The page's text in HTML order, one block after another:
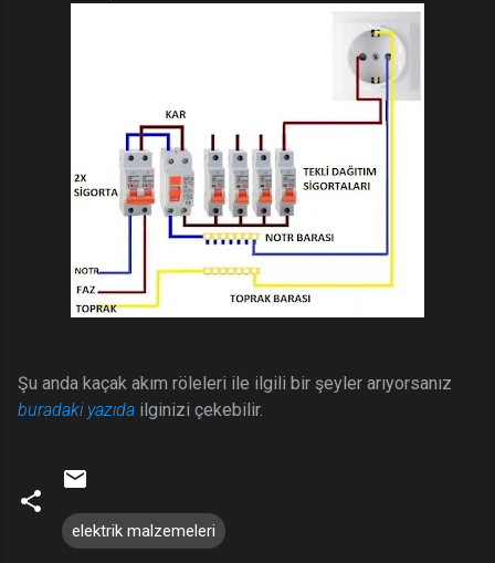
Şu anda kaçak akım röleleri ile ilgili bir şeyler arıyorsanız
buradaki yazıda ilginizi çekebilir.
elektrik malzemeleri